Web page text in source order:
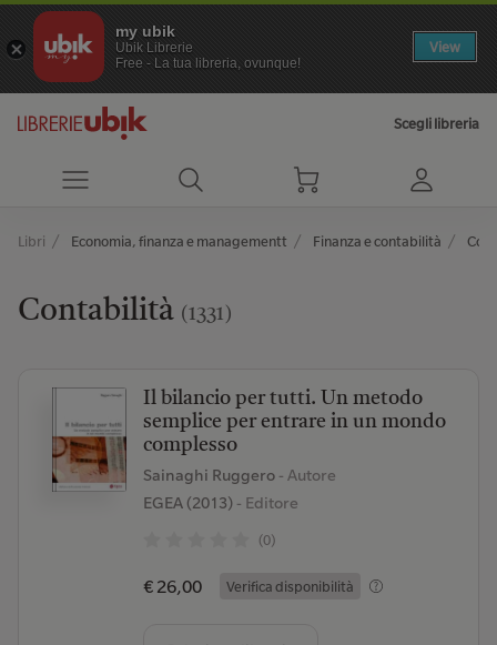
my ubik
Ubik Librerie
Free - La tua libreria, ovunque!
View
Scegli libreria
Libri Economia, finanza e managementt Finanza e contabilità
Contabilità (1331)
Il bilancio per tutti. Un metodo
semplice per entrare in un mondo
complesso
Sainaghi Ruggero - Autore
EGEA (2013)- Editore
(0)
€ 26,00 Verifica disponibilità